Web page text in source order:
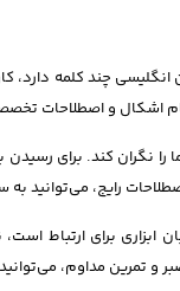
اشکال و اصطلاحات
رایج، می‌توانید
ابزاری برای ارتباط
و تمرین مداوم،